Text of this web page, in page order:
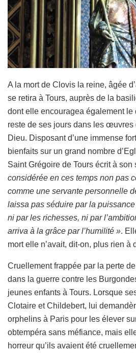
A la mort de Clovis la reine, âgée
se retira à Tours, auprès de la
dont elle encouragea également le
reste de ses jours dans les œuvres
Dieu. Disposant d’une immense
bienfaits sur un grand nombre
Saint Grégoire de Tours écrit à son
considérée en ces temps non pas
comme une servante personnelle
laissa pas séduire par la
ni par les richesses, ni par
arriva à la grâce par l’humilité ».
mort elle n’avait, dit-on, plus rien à
Cruellement frappée par la perte
dans la guerre contre les
jeunes enfants à Tours. Lorsque
Clotaire et Childebert, lui
orphelins à Paris pour les élever
obtempéra sans méfiance, mais
horreur qu’ils avaient été